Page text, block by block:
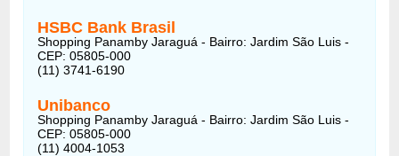
HSBC Bank Brasil
Shopping Panamby Jaraguá - Bairro: Jardim São Luis -
CEP: 05805-000
(11) 3741-6190
Unibanco
Shopping Panamby Jaraguá - Bairro: Jardim São Luis -
CEP: 05805-000
(11) 4004-1053